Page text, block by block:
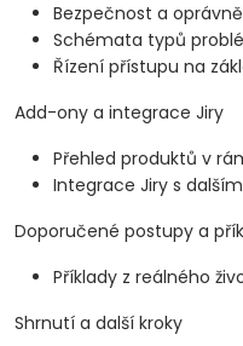
Bezpečnost a
Schémata typů
Řízení přístupu na
Add-ony a integrace Jiry
Přehled produktů v
Integrace Jiry s
Doporučené postupy a
Příklady z reálného
Shrnutí a další kroky